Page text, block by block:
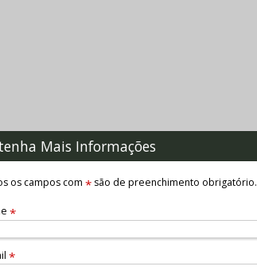
Mais Informações
os campos com *são de preenchimento obrigatório.
*
*